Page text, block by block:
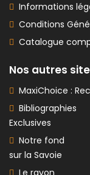
Informations
Conditions
Catalogue
Nos autres
MaxiChoice :
Bibliographies
Exclusives
Notre fond
sur la Savoie